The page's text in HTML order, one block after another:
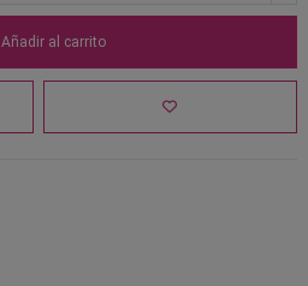
Añadir al carrito